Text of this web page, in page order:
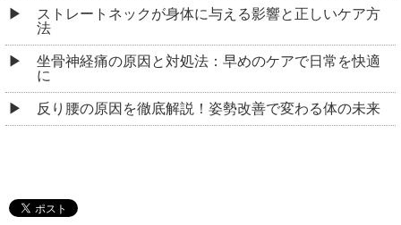
ストレートネックが身体に与える影響と正しいケア方
法
坐骨神経痛の原因と対処法：早めのケアで日常を快適
に
反り腰の原因を徹底解説！姿勢改善で変わる体の未来